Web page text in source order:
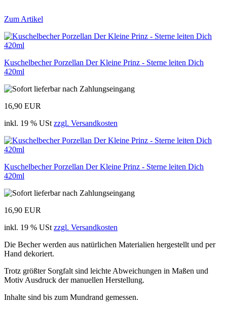
Zum Artikel
Kuschelbecher Porzellan Der Kleine Prinz - Sterne leiten Dich
420ml
16,90 EUR
inkl. 19 % USt zzgl. Versandkosten
Kuschelbecher Porzellan Der Kleine Prinz - Sterne leiten Dich
420ml
16,90 EUR
inkl. 19 % USt zzgl. Versandkosten
Die Becher werden aus natürlichen Materialien hergestellt und per
Hand dekoriert.
Trotz größter Sorgfalt sind leichte Abweichungen in Maßen und
Motiv Ausdruck der manuellen Herstellung.
Inhalte sind bis zum Mundrand gemessen.